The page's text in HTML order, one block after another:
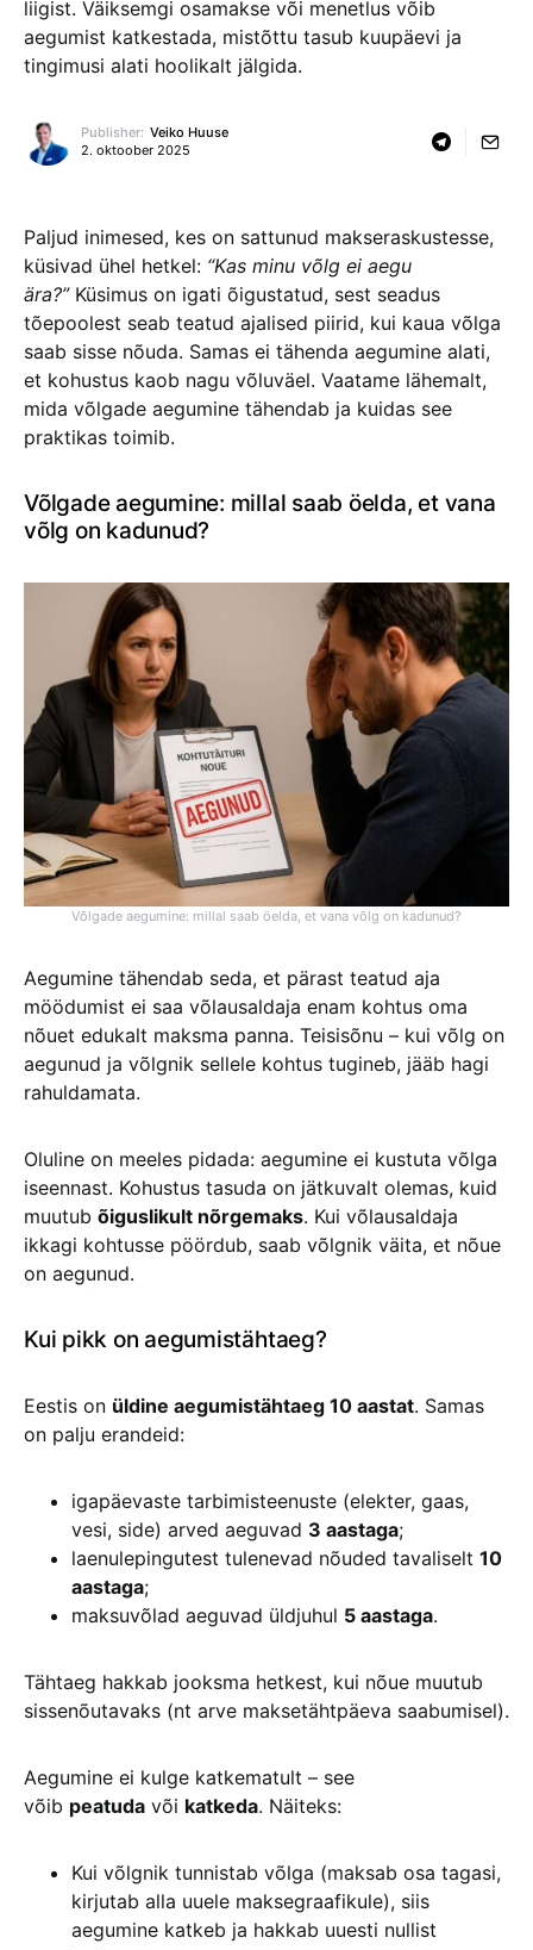
liigist. Väiksemgi osamakse või menetlus võib
aegumist katkestada, mistõttu tasub kuupäevi ja
tingimusi alati hoolikalt jälgida.
Publisher: Veiko Huuse
2. oktoober 2025
Paljud inimesed, kes on sattunud makseraskustesse,
küsivad ühel hetkel: “Kas minu võlg ei aegu
ära?”Küsimus on igati õigustatud, sest seadus
tõepoolest seab teatud ajalised piirid, kui kaua võlga
saab sisse nõuda. Samas ei tähenda aegumine alati,
et kohustus kaob nagu võluväel. Vaatame lähemalt,
mida võlgade aegumine tähendab ja kuidas see
praktikas toimib.
Võlgade aegumine: millal saab öelda, et vana
võlg on kadunud?
Võlgade aegumine: millal saab öelda, et vana võlg on kadunud?
Aegumine tähendab seda, et pärast teatud aja
möödumist ei saa võlausaldaja enam kohtus oma
nõuet edukalt maksma panna. Teisisõnu – kui võlg on
aegunud ja võlgnik sellele kohtus tugineb, jääb hagi
rahuldamata.
Oluline on meeles pidada: aegumine ei kustuta võlga
iseennast. Kohustus tasuda on jätkuvalt olemas, kuid
muutub õiguslikult nõrgemaks. Kui võlausaldaja
ikkagi kohtusse pöördub, saab võlgnik väita, et nõue
on aegunud.
Kui pikk on aegumistähtaeg?
Eestis on üldine aegumistähtaeg 10 aastat. Samas
on palju erandeid:
igapäevaste tarbimisteenuste (elekter, gaas,
vesi, side) arved aeguvad 3 aastaga;
laenulepingutest tulenevad nõuded tavaliselt 10
aastaga;
maksuvõlad aeguvad üldjuhul 5 aastaga.
Tähtaeg hakkab jooksma hetkest, kui nõue muutub
sissenõutavaks (nt arve maksetähtpäeva saabumisel).
Aegumine ei kulge katkematult – see
võib peatuda või katkeda. Näiteks:
Kui võlgnik tunnistab võlga (maksab osa tagasi,
kirjutab alla uuele maksegraafikule), siis
aegumine katkeb ja hakkab uuesti nullist